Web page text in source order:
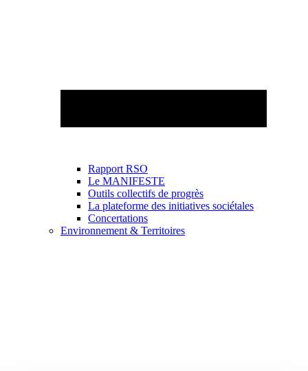
Rapport RSO
Le MANIFESTE
Outils collectifs de progrès
La plateforme des initiatives sociétales
Concertations
Environnement & Territoires